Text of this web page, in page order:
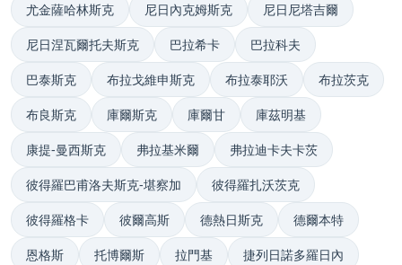
尤金薩哈林斯克 尼日內克姆斯克 尼日尼塔吉爾
尼日涅瓦爾托夫斯克 巴拉希卡 巴拉科夫
巴泰斯克 布拉戈維申斯克 布拉泰耶沃 布拉茨克
布良斯克 庫爾斯克 庫爾甘 庫茲明基
康提-曼西斯克 弗拉基米爾 弗拉迪卡夫卡茨
彼得羅巴甫洛夫斯克-堪察加 彼得羅扎沃茨克
彼得羅格卡 彼爾高斯 德熱日斯克 德爾本特
恩格斯 托博爾斯 拉門基 捷列日諾多羅日內